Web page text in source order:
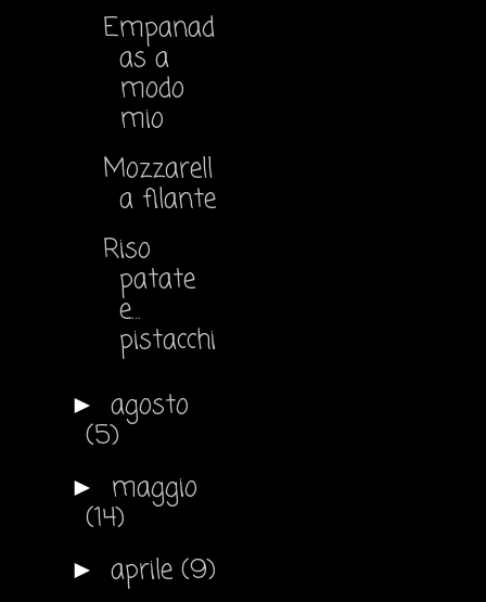
Empanad
as a
modo
mio
Mozzarell
a filante
Riso
patate
e...
pistacchi
► agosto
(5)
► maggio
(14)
► aprile (9)